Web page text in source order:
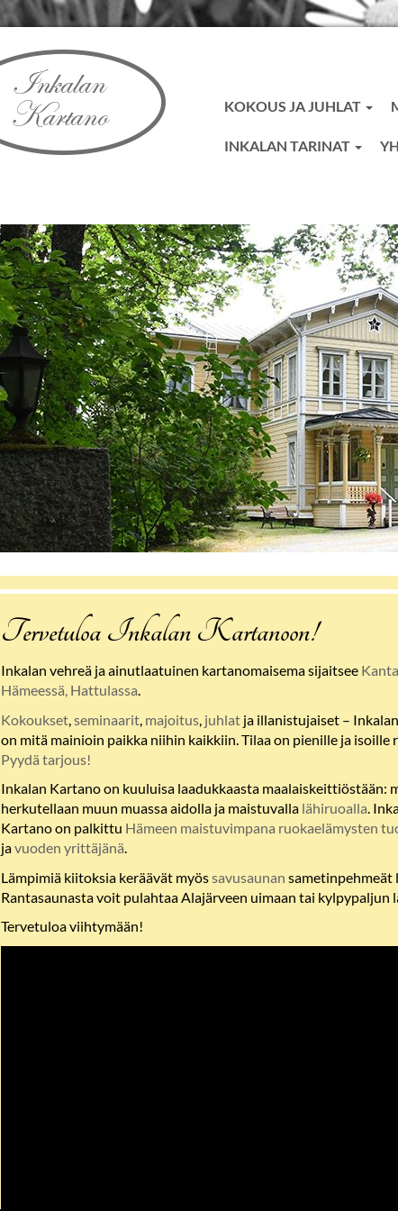
KOKOUS JA JUHLAT
INKALAN TARINAT
Tervetuloa Inkalan Kartanoon!
Inkalan vehreä ja ainutlaatuinen kartanomaisema sijaitsee
Hämeessä, Hattulassa.
Kokoukset seminaarit majoitus juhlat ja illanistujaiset –
on mitä mainioin paikka niihin kaikkiin. Tilaa on pienille ja isoille
Pyydä tarjous!
Inkalan Kartano on kuuluisa laadukkaasta maalaiskeittiöstään:
herkutellaan muun muassa aidolla ja maistuvalla lähiruoalla.
Kartano on palkittu Hämeen maistuvimpana ruokaelämysten
javuoden yrittäjänä.
Lämpimiä kiitoksia keräävät myössavusaunan sametinpehmeät
Rantasaunasta voit pulahtaa Alajärveen uimaan tai kylpypaljun
Tervetuloa viihtymään!